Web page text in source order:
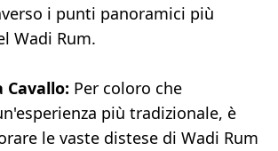
i punti panoramici più
Wadi Rum.
Cavallo: Per coloro che
più tradizionale, è
le vaste distese di Wadi Rum